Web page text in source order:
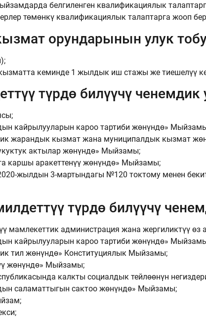
белгиленген квалификациялык
төмөнкү квалификациялык талаптарга жооп
орундарынын улук
кеминде 1 жылдык иш стажы же тиешелүү
түрдө билүүчү
кайрылууларын кароо тартиби жөнүндө»
жарандык кызмат жана муниципалдык кызмат
актылар жөнүндө» Мыйзамы;
каршы аракеттенүү жөнүндө» Мыйзамы;
жылдын 3-мартындагы №120 токтому менен
түрдө билүүчү
мамлекеттик администрация жана жергиликтүү
кайрылууларын кароо тартиби жөнүндө»
тил жөнүндө» Конституциялык Мыйзамы;
жөнүндө» Мыйзамы;
калкты социалдык тейлөөнүн
саламаттыгын сактоо жөнүндө» Мыйзамы;